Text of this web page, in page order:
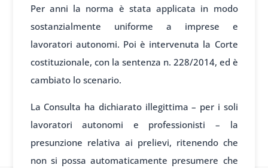
Per anni la norma è stata applicata in modo
sostanzialmente uniforme a imprese e
lavoratori autonomi. Poi è intervenuta la Corte
costituzionale, con la sentenza n. 228/2014, ed è
cambiato lo scenario.
La Consulta ha dichiarato illegittima – per i soli
lavoratori autonomi e professionisti – la
presunzione relativa ai prelievi, ritenendo che
non si possa automaticamente presumere che